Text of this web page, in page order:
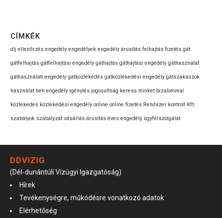
CÍMKÉK
díj ellenőrzés engedély engedélyek engedély árusítás felhajtás fizetés gát
gátfelhajtás gátfelhajtási engedély gáthajtás gáthajtási engedély gáthasználat
gáthasználati engedély gátközlekedés gátközlekedési engedély gátszakaszok
használat heti engedély igénylés jogosultság keress minket bizalommal
közlekedés közlekedési engedély online online fizetés Rendszer kontroll Kft.
szabályok szabályzat vásárlás árusítás éves engedély ügyfélszolgálat
DDVIZIG
(Dél-dunántúli Vízügyi Igazgatóság)
Hírek
Tevékenységre, működésre vonatkozó adatok
Elérhetőség